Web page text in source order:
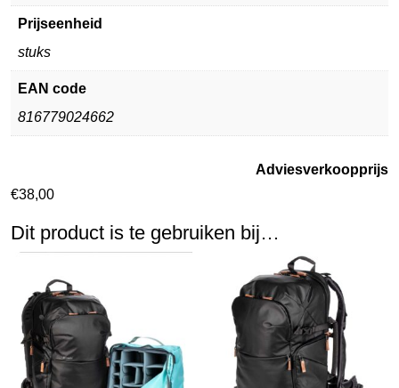
Prijseenheid
stuks
EAN code
816779024662
Adviesverkoopprijs
€38,00
Dit product is te gebruiken bij…